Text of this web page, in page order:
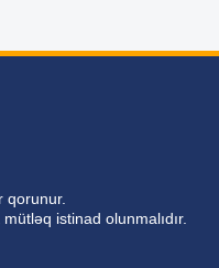
qorunur.
istinad olunmalıdır.